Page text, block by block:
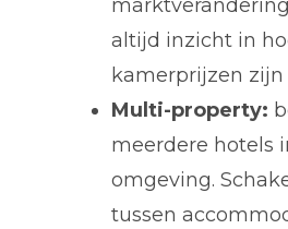
altijd inzicht in
kamerprijzen zijn
Multi-property:
meerdere hotels
omgeving.
tussen